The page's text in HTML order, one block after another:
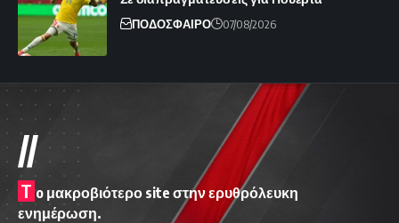
ΠΟΔΟΣΦΑΙΡΟ 07/08/2026
//
T o μακροβιότερο site στην ερυθρόλευκη
ενημέρωση.